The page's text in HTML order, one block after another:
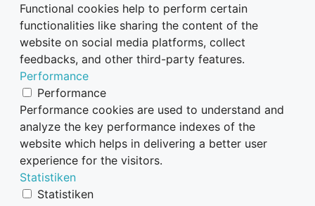
Functional cookies help to perform certain
functionalities like sharing the content of the
website on social media platforms, collect
feedbacks, and other third-party features.
Performance
Performance
Performance cookies are used to understand and
analyze the key performance indexes of the
website which helps in delivering a better user
experience for the visitors.
Statistiken
Statistiken